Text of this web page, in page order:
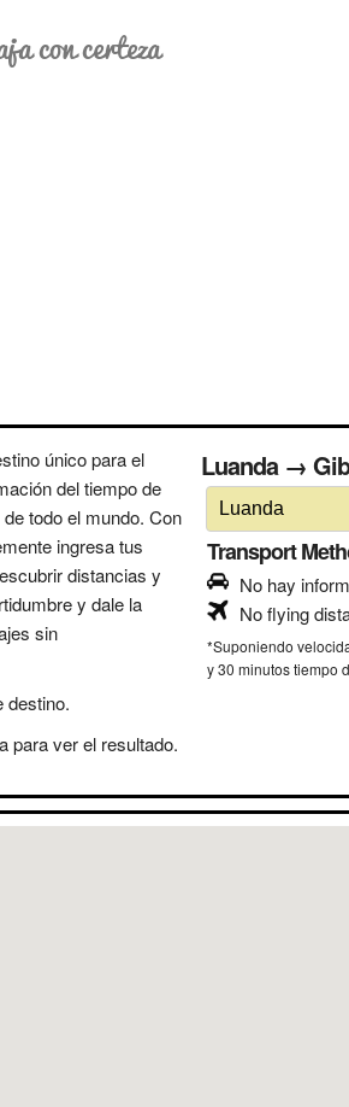
con certeza
único para el
del tiempo de
todo el mundo. Con
ingresa tus
distancias y
y dale la
sin
destino.
para ver el resultado.
Luanda →
Transport
No hay
No flying
*Suponiendo
y 30 minutos tiempo